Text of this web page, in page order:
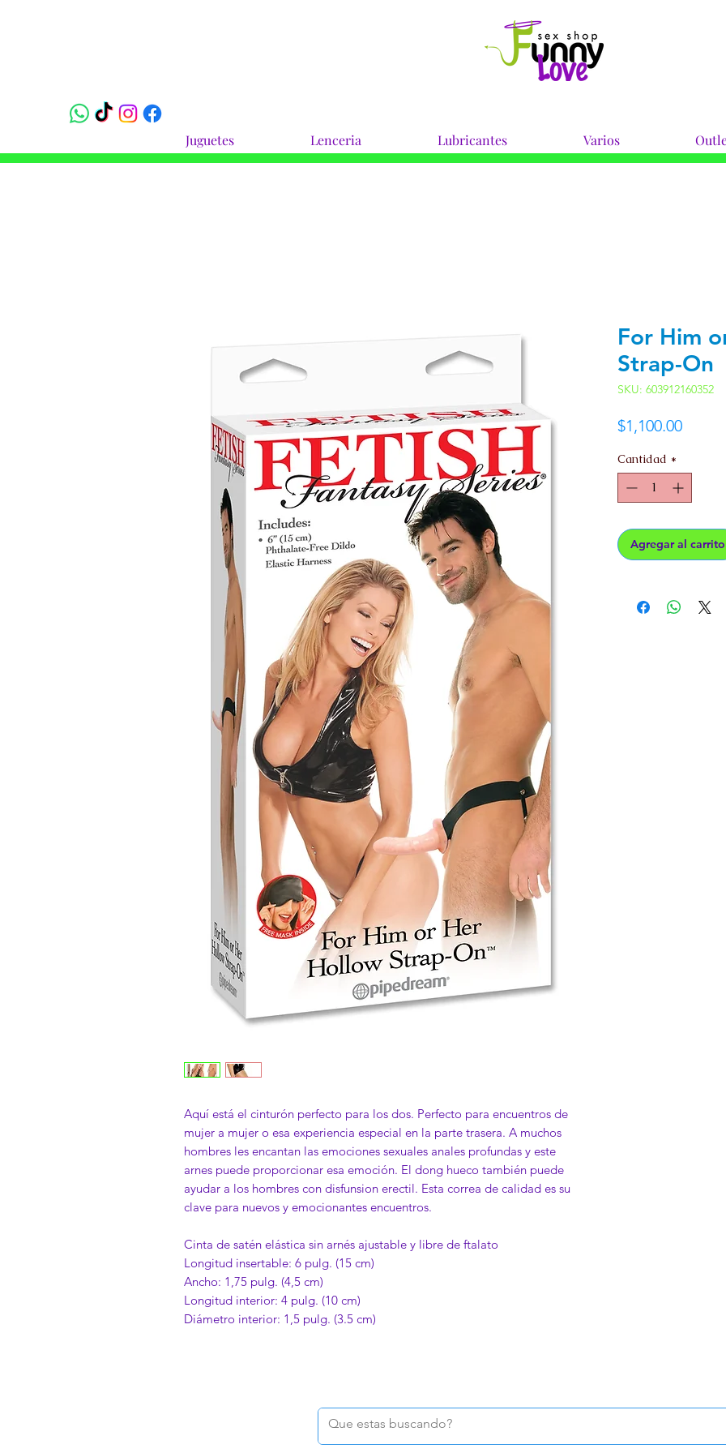
Juguetes Lenceria Lubricantes Varios
Aquí está el cinturón perfecto para los dos. Perfecto para encuentros de
mujer a mujer o esa experiencia especial en la parte trasera. A muchos
hombres les encantan las emociones sexuales anales profundas y este
arnes puede proporcionar esa emoción. El dong hueco también puede
ayudar a los hombres con disfunsion erectil. Esta correa de calidad es su
clave para nuevos y emocionantes encuentros.
Cinta de satén elástica sin arnés ajustable y libre de ftalato
Longitud insertable: 6 pulg. (15 cm)
Ancho: 1,75 pulg. (4,5 cm)
Longitud interior: 4 pulg. (10 cm)
Diámetro interior: 1,5 pulg. (3.5 cm)
For Him
Strap-On
SKU: 603912160352
$1,100.00Precio
Cantidad *
Agregar al carrito